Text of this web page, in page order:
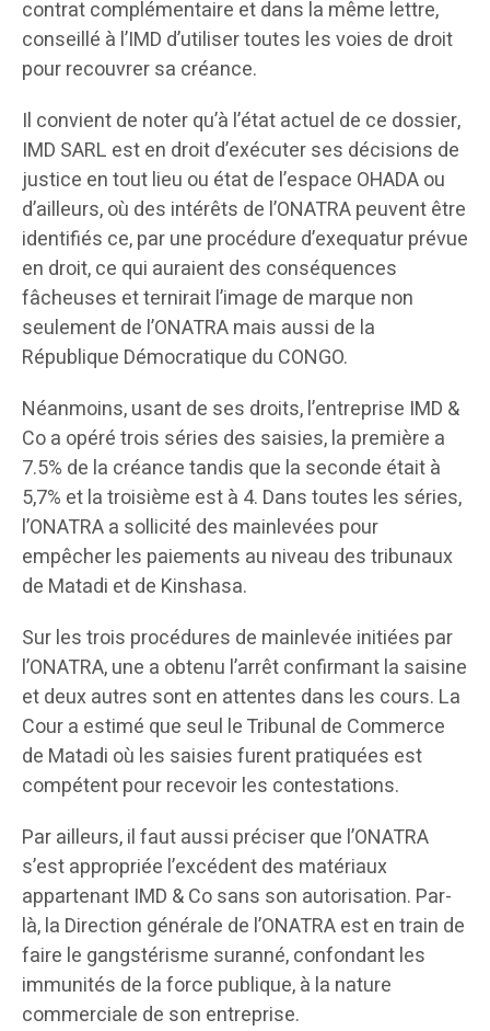
contrat complémentaire et dans la même lettre,
conseillé à l’IMD d’utiliser toutes les voies de droit
pour recouvrer sa créance.
Il convient de noter qu’à l’état actuel de ce dossier,
IMD SARL est en droit d’exécuter ses décisions de
justice en tout lieu ou état de l’espace OHADA ou
d’ailleurs, où des intérêts de l’ONATRA peuvent être
identifiés ce, par une procédure d’exequatur prévue
en droit, ce qui auraient des conséquences
fâcheuses et ternirait l’image de marque non
seulement de l’ONATRA mais aussi de la
République Démocratique du CONGO.
Néanmoins, usant de ses droits, l’entreprise IMD &
Co a opéré trois séries des saisies, la première a
7.5% de la créance tandis que la seconde était à
5,7% et la troisième est à 4. Dans toutes les séries,
l’ONATRA a sollicité des mainlevées pour
empêcher les paiements au niveau des tribunaux
de Matadi et de Kinshasa.
Sur les trois procédures de mainlevée initiées par
l’ONATRA, une a obtenu l’arrêt confirmant la saisine
et deux autres sont en attentes dans les cours. La
Cour a estimé que seul le Tribunal de Commerce
de Matadi où les saisies furent pratiquées est
compétent pour recevoir les contestations.
Par ailleurs, il faut aussi préciser que l’ONATRA
s’est appropriée l’excédent des matériaux
appartenant IMD & Co sans son autorisation. Par-
là, la Direction générale de l’ONATRA est en train de
faire le gangstérisme suranné, confondant les
immunités de la force publique, à la nature
commerciale de son entreprise.